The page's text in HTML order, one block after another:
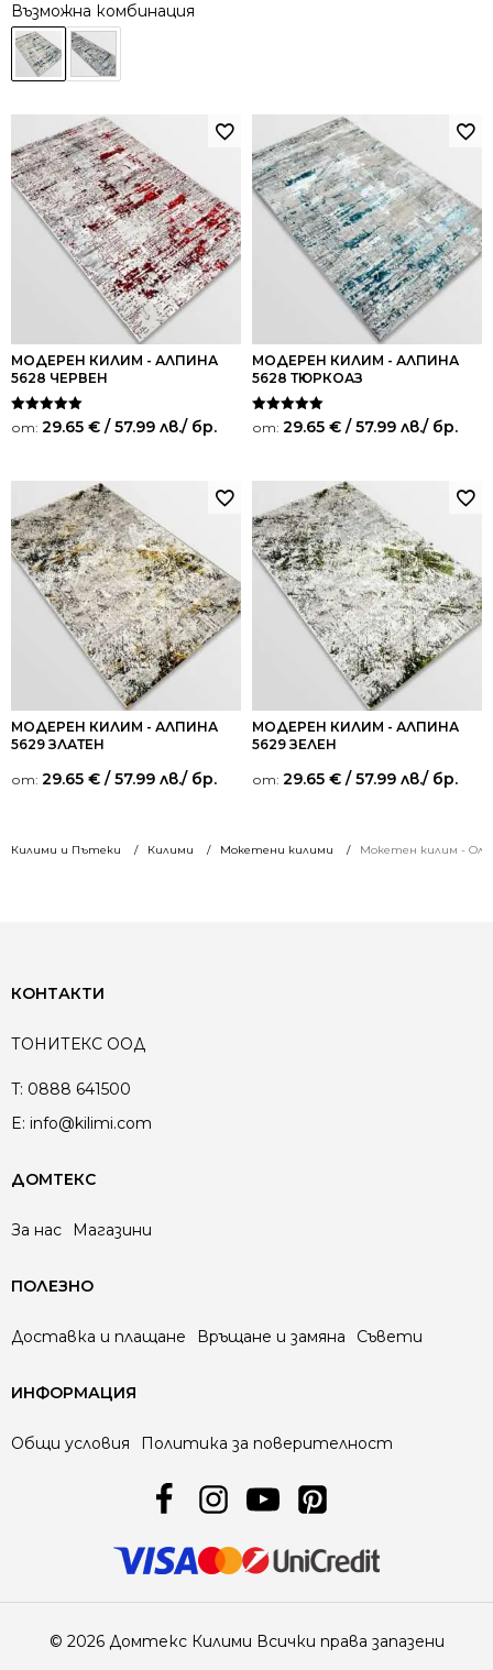
Килими и Пътеки Килими Мокетени килими Мокетен килим -
Възможна комбинация
МОДЕРЕН КИЛИМ - АЛПИНА
5628 ЧЕРВЕН
Оценено на
5.00
от: 29.65 € / 57.99 лв./ бр.
МОДЕРЕН КИЛИМ - АЛПИНА
5628 ТЮРКОАЗ
Оценено на
5.00
от: 29.65 € / 57.99 лв./ бр.
МОДЕРЕН КИЛИМ - АЛПИНА
5629 ЗЛАТЕН
от: 29.65 € / 57.99 лв./ бр.
МОДЕРЕН КИЛИМ - АЛПИНА
5629 ЗЕЛЕН
от: 29.65 € / 57.99 лв./ бр.
КОНТАКТИ
ТОНИТЕКС ООД
T: 0888 641500
E: info@kilimi.com
ДОМТЕКС
За нас Магазини
ПОЛЕЗНО
Доставка и плащане Връщане и замяна Съвети
ИНФОРМАЦИЯ
Общи условия Политика за поверителност
© 2026 Домтекс Килими Всички права запазени